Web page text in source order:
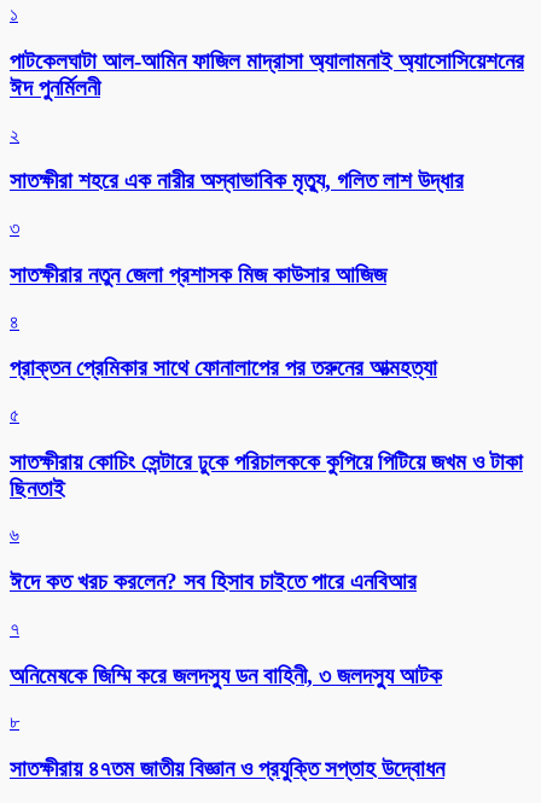
১
পাটকেলঘাটা আল-আমিন ফাজিল মাদ্রাসা অ্যালামনাই অ্যাসোসিয়েশনের
ঈদ পুনর্মিলনী
২
সাতক্ষীরা শহরে এক নারীর অস্বাভাবিক মৃত্যু, গলিত লাশ উদ্ধার
৩
সাতক্ষীরার নতুন জেলা প্রশাসক মিজ কাউসার আজিজ
৪
প্রাক্তন প্রেমিকার সাথে ফোনালাপের পর তরুনের আত্মহত্যা
৫
সাতক্ষীরায় কোচিং সেন্টারে ঢুকে পরিচালককে কুপিয়ে পিটিয়ে জখম ও টাকা
ছিনতাই
৬
ঈদে কত খরচ করলেন? সব হিসাব চাইতে পারে এনবিআর
৭
অনিমেষকে জিম্মি করে জলদস্যু ডন বাহিনী, ৩ জলদস্যু আটক
৮
সাতক্ষীরায় ৪৭তম জাতীয় বিজ্ঞান ও প্রযুক্তি সপ্তাহ উদ্বোধন